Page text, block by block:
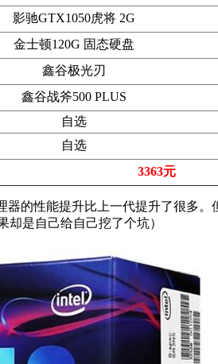
影驰GTX1050虎将 2G
金士顿120G 固态硬盘
鑫谷极光刃
鑫谷战斧500 PLUS
自选
自选
3363元
的性能提升比上一代提升了很多
是自己给自己挖了个坑）